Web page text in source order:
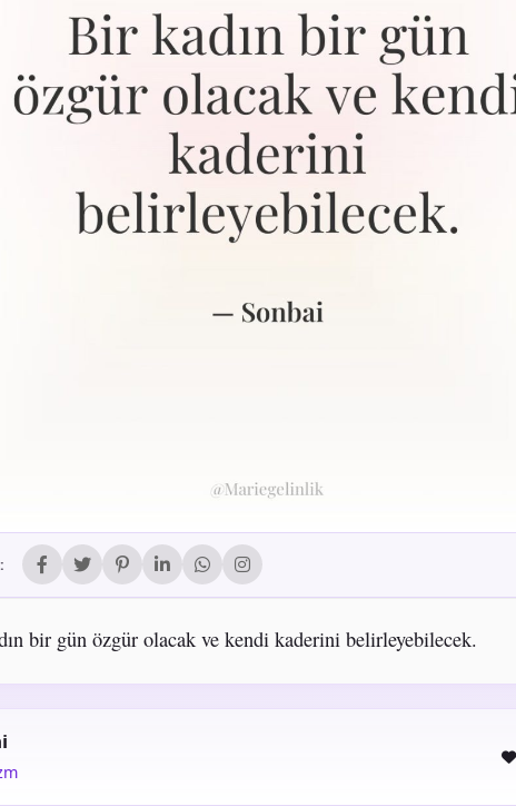
bir gün özgür olacak ve kendi kaderini belirleyebilecek.